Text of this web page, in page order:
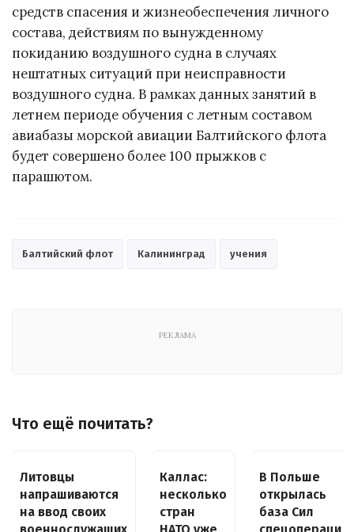
средств спасения и жизнеобеспечения личного
состава, действиям по вынужденному
покиданию воздушного судна в случаях
нештатных ситуаций при неисправности
воздушного судна. В рамках данных занятий в
летнем периоде обучения с летным составом
авиабазы морской авиации Балтийского флота
будет совершено более 100 прыжков с
парашютом.
Балтийский флот Калининград учения
РЕКЛАМА
Что ещё почитать?
Литовцы
напрашиваются
на ввод своих
Каллас:
несколько
стран
В Польше
открылась
база Сил